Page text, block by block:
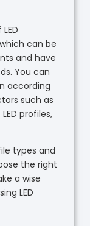
can be
and have
You can
according
such as
profiles,
types and
the right
a wise
LED